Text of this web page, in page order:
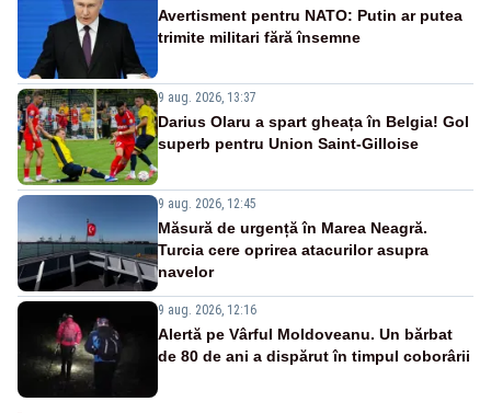
Avertisment pentru NATO: Putin ar putea
trimite militari fără însemne
9 aug. 2026, 13:37
Darius Olaru a spart gheața în Belgia! Gol
superb pentru Union Saint-Gilloise
9 aug. 2026, 12:45
Măsură de urgență în Marea Neagră.
Turcia cere oprirea atacurilor asupra
navelor
9 aug. 2026, 12:16
Alertă pe Vârful Moldoveanu. Un bărbat
de 80 de ani a dispărut în timpul coborârii